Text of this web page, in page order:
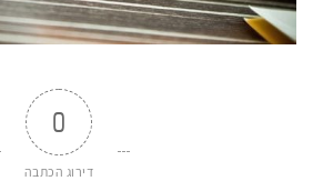
0
דירוג הכתבה